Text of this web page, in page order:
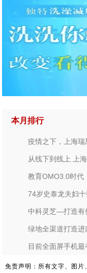
本月排行
疫情之下，上海瑞
从线下到线上 上
教育OMO3.0时代
74岁史泰龙夫妇
中科灵芝—打造有
绿地全渠道打造
目前全面屏手机
免责声明：所有文字、图